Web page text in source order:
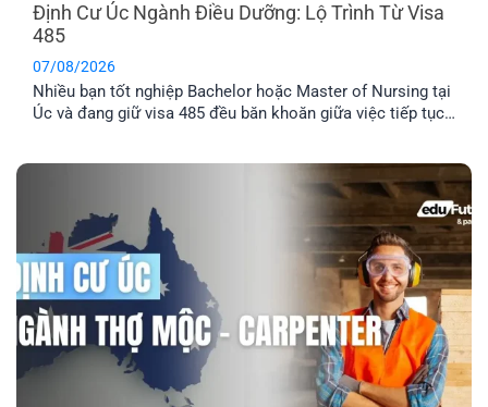
Định Cư Úc Ngành Điều Dưỡng: Lộ Trình Từ Visa
485
07/08/2026
Nhiều bạn tốt nghiệp Bachelor hoặc Master of Nursing tại
Úc và đang giữ visa 485 đều băn khoăn giữa việc tiếp tục
tiên di trú, điểm EOI thực tế vẫn khá cạnh [...]